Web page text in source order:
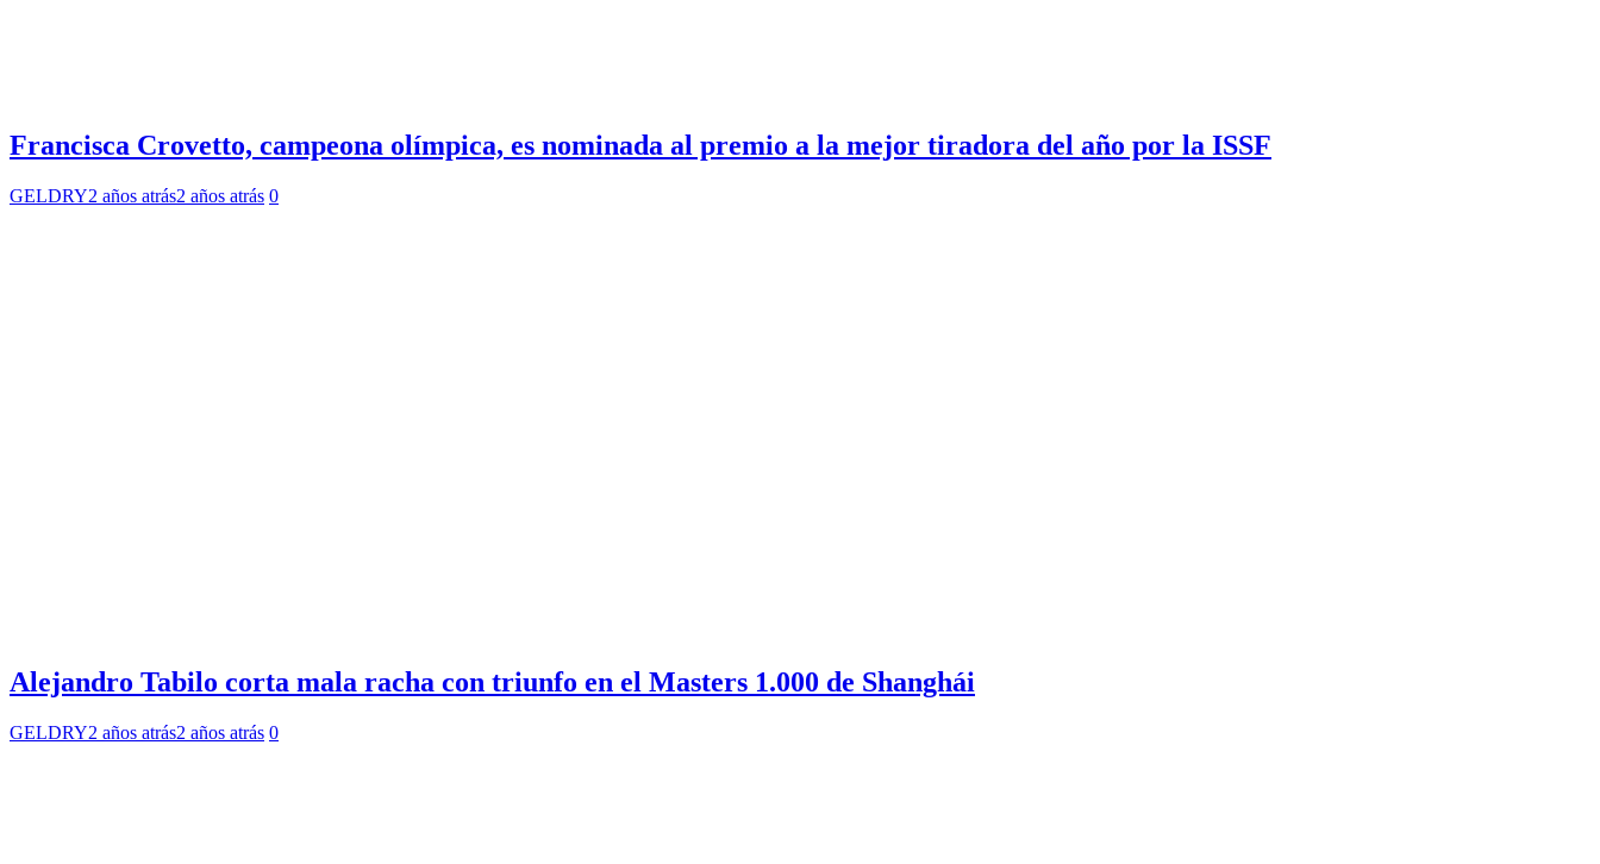
Francisca Crovetto, campeona olímpica, es nominada al premio a la mejor tiradora del año por la ISSF
GELDRY2 años atrás2 años atrás 0
Alejandro Tabilo corta mala racha con triunfo en el Masters 1.000 de Shanghái
GELDRY2 años atrás2 años atrás 0